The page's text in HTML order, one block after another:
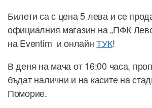
Билети са с цена 5 лева и се
официалния магазин на „ПФК
на Eventim и онлайнТУК!
В деня на мача от 16:00 часа,
бъдат налични и на касите на
Поморие.